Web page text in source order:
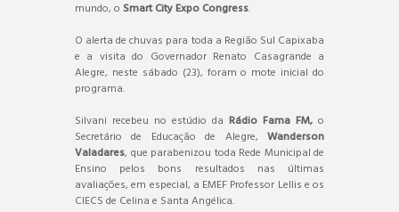
mundo, o Smart City Expo Congress.
O alerta de chuvas para toda a Região Sul Capixaba
e a visita do Governador Renato Casagrande a
Alegre, neste sábado (23), foram o mote inicial do
programa.
Silvani recebeu no estúdio da Rádio Fama FM, o
Secretário de Educação de Alegre, Wanderson
Valadares, que parabenizou toda Rede Municipal de
Ensino pelos bons resultados nas últimas
avaliações, em especial, a EMEF Professor Lellis e os
CIECS de Celina e Santa Angélica.